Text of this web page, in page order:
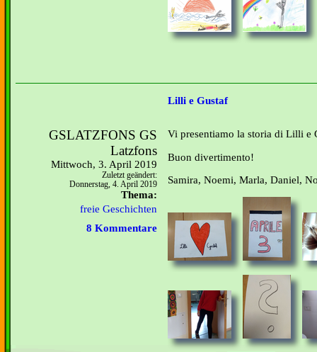
Lilli e Gustaf
GSLATZFONS GS
Latzfons
Mittwoch, 3. April 2019
Zuletzt geändert:
Donnerstag, 4. April 2019
Thema:
freie Geschichten
8 Kommentare
Vi presentiamo la storia di Lilli e
Buon divertimento!
Samira, Noemi, Marla, Daniel,